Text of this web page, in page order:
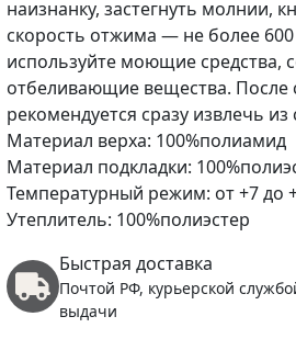
наизнанку, застегнуть молнии,
скорость отжима — не более
используйте моющие средства,
отбеливающие вещества. После
рекомендуется сразу извлечь
Материал верха: 100%полиамид
Материал подкладки:
Температурный режим: от +7 до
Утеплитель: 100%полиэстер
Быстрая доставка
Почтой РФ, курьерской
выдачи